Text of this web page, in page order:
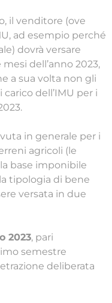
il venditore (ove
ad esempio perché
dovrà versare
dell’anno 2023,
a sua volta non gli
dell’IMU per i
in generale per i
agricoli (le
base imponibile
tipologia di bene
versata in due
2023, pari
semestre
deliberata